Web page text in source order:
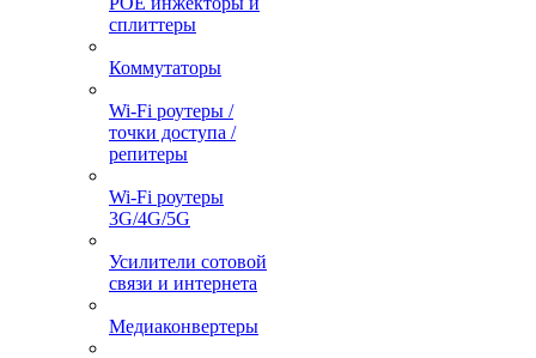
сплиттеры
Коммутаторы
Wi-Fi роутеры /
точки доступа /
репитеры
Wi-Fi роутеры
3G/4G/5G
Усилители сотовой
связи и интернета
Медиаконвертеры